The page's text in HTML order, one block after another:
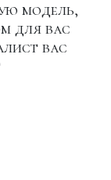
модель,
для вас
вас